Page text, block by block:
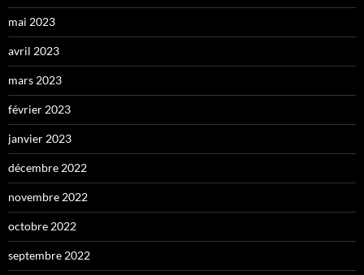
mai 2023
avril 2023
mars 2023
février 2023
janvier 2023
décembre 2022
novembre 2022
octobre 2022
septembre 2022